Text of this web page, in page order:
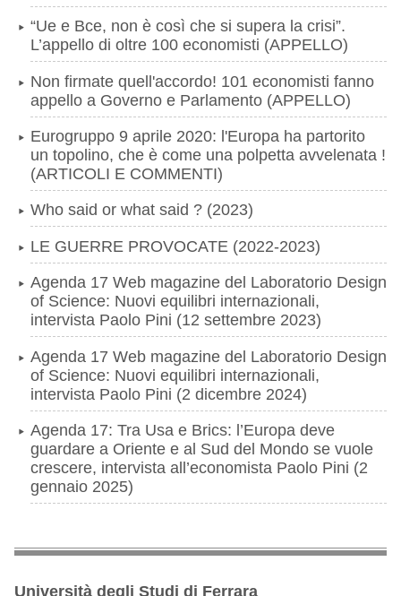
“Ue e Bce, non è così che si supera la crisi”.
L’appello di oltre 100 economisti (APPELLO)
Non firmate quell'accordo! 101 economisti fanno
appello a Governo e Parlamento (APPELLO)
Eurogruppo 9 aprile 2020: l'Europa ha partorito
un topolino, che è come una polpetta avvelenata !
(ARTICOLI E COMMENTI)
Who said or what said ? (2023)
LE GUERRE PROVOCATE (2022-2023)
Agenda 17 Web magazine del Laboratorio Design
of Science: Nuovi equilibri internazionali,
intervista Paolo Pini (12 settembre 2023)
Agenda 17 Web magazine del Laboratorio Design
of Science: Nuovi equilibri internazionali,
intervista Paolo Pini (2 dicembre 2024)
Agenda 17: Tra Usa e Brics: l’Europa deve
guardare a Oriente e al Sud del Mondo se vuole
crescere, intervista all’economista Paolo Pini (2
gennaio 2025)
Università degli Studi di Ferrara